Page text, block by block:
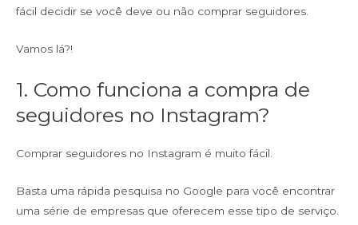
fácil decidir se você deve ou não comprar seguidores.
Vamos lá?!
1. Como funciona a compra de
seguidores no Instagram?
Comprar seguidores no Instagram é muito fácil.
Basta uma rápida pesquisa no Google para você encontrar
uma série de empresas que oferecem esse tipo de serviço.